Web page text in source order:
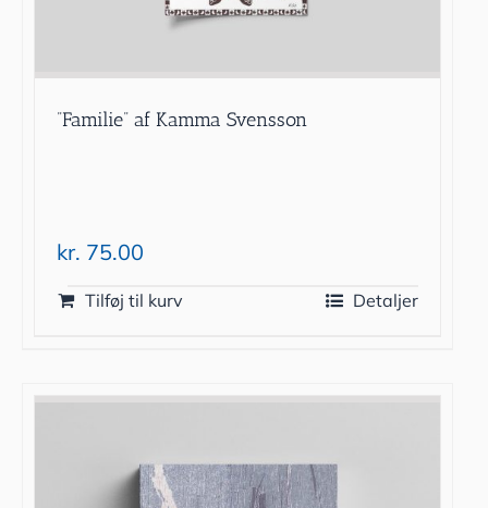
”Familie” af Kamma Svensson
kr. 75.00
Tilføj til kurv Detaljer